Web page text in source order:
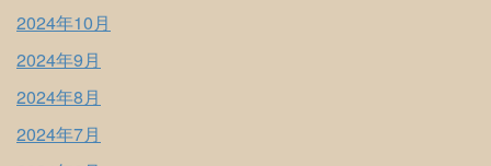
2024年10月
2024年9月
2024年8月
2024年7月